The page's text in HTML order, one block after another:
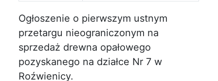
Ogłoszenie o pierwszym ustnym
przetargu nieograniczonym na
sprzedaż drewna opałowego
pozyskanego na działce Nr 7 w
Roźwienicy.